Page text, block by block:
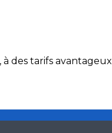
des tarifs avantageux